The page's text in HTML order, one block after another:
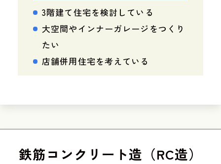
3階建て住宅を検討している
大空間やインナーガレージをつくり
たい
店舗併用住宅を考えている
鉄筋コンクリート造（RC造）